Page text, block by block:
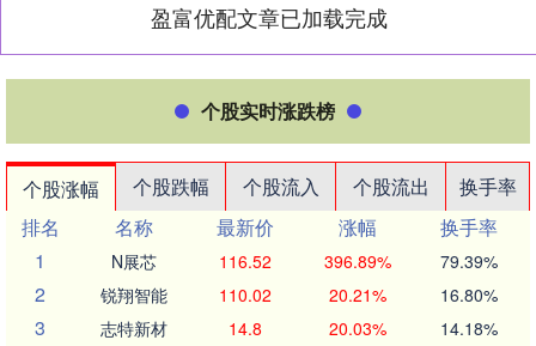
盈富优配文章已加载完成
个股实时涨跌榜
个股涨幅 个股跌幅 个股流入 个股流出
换手率
排名
名称 最新价 涨幅
换手率
1
N展芯 116.52 396.89% 79.39%
2 锐翔智能 110.02 20.21% 16.80%
3 志特新材 14.8 20.03% 14.18%